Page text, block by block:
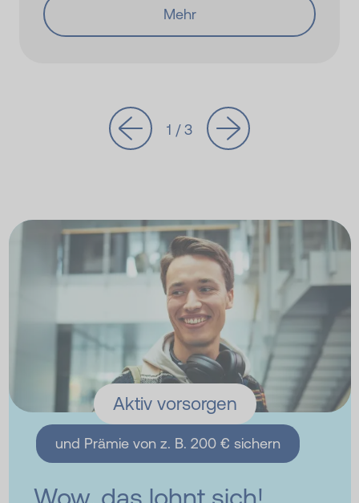
Mehr
1 / 3
Aktiv vorsorgen
und Prämie von z. B. 200 € sichern
Wow, das lohnt sich!